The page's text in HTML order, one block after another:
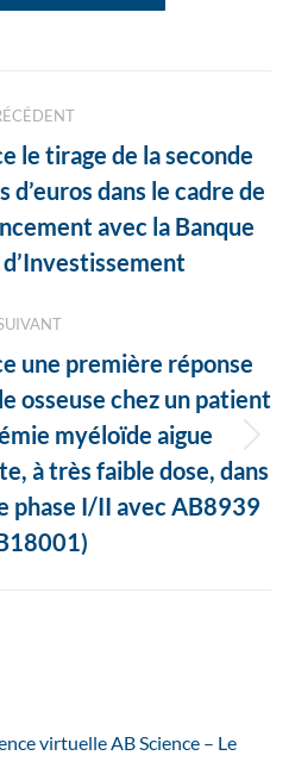
Article
précédent
:
le tirage de la seconde
dans le cadre de
avec la Banque
Article
suivant
:
une première réponse
osseuse chez un patient
myéloïde aigue
à très faible dose, dans
phase I/II avec AB8939
virtuelle AB Science – Le